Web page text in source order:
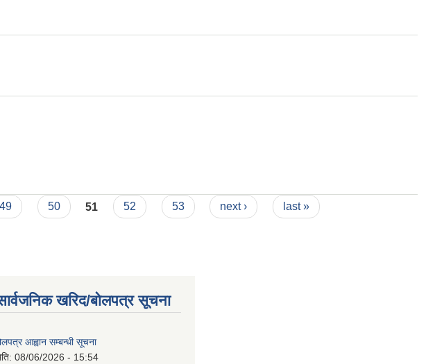
49 50 51 52 53 next › last »
खरिद/बोलपत्र सूचना
आह्वान सम्बन्धी सूचना
08/06/2026 - 15:54